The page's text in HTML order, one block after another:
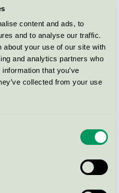
content and ads, to
and to analyse our traffic.
about your use of our site with
and analytics partners who
that you’ve
collected from your use
/ Preschool building
(Bikupan 5)
/ Hemsö / Preschool